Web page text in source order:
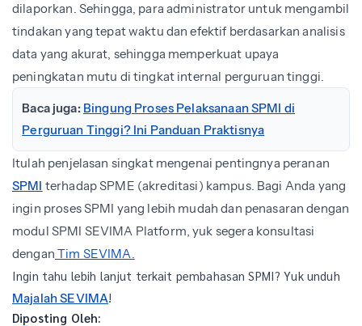
dilaporkan. Sehingga, para administrator untuk mengambil
tindakan yang tepat waktu dan efektif berdasarkan analisis
data yang akurat, sehingga memperkuat upaya
peningkatan mutu di tingkat internal perguruan tinggi.
Baca juga: Bingung Proses Pelaksanaan SPMI di
Perguruan Tinggi? Ini Panduan Praktisnya
Itulah penjelasan singkat mengenai pentingnya peranan
SPMI terhadap SPME (akreditasi) kampus. Bagi Anda yang
ingin proses SPMI yang lebih mudah dan penasaran dengan
modul SPMI SEVIMA Platform, yuk segera konsultasi
dengan Tim SEVIMA.
Ingin tahu lebih lanjut terkait pembahasan SPMI? Yuk unduh
Majalah SEVIMA!
Diposting Oleh: